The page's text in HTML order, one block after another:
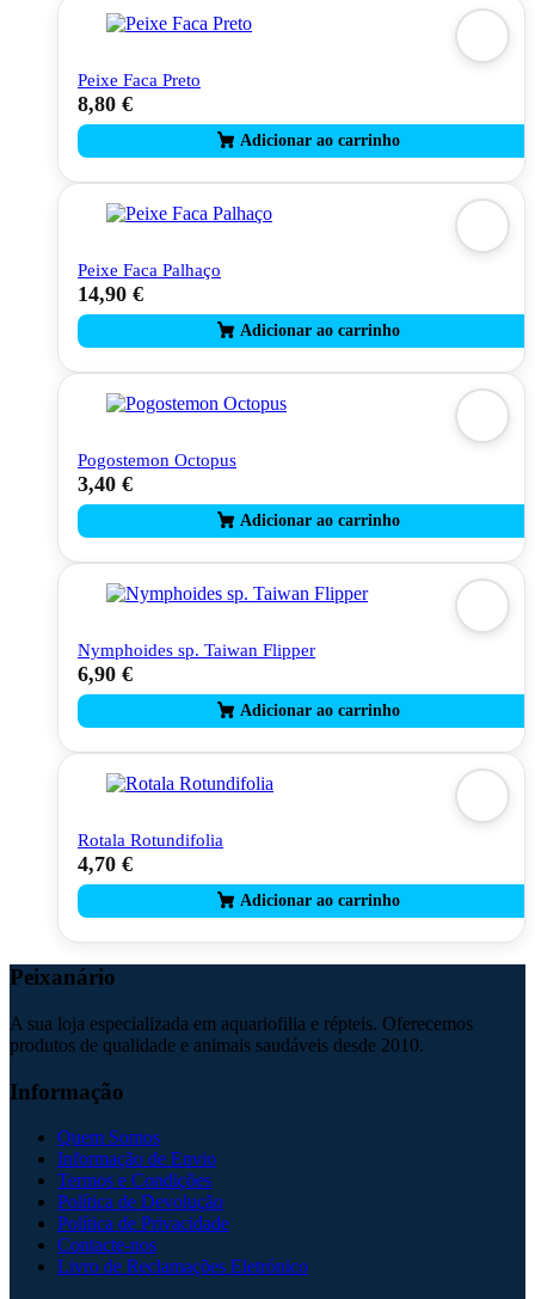
Peixe Faca Preto
8,80 €
Peixe Faca Palhaço
14,90 €
Pogostemon Octopus
3,40 €
Nymphoides sp. Taiwan Flipper
6,90 €
Rotala Rotundifolia
4,70 €
Peixanário
A sua loja especializada em aquariofilia e répteis. Oferecemos
produtos de qualidade e animais saudáveis desde 2010.
Informação
Quem Somos
Informação de Envio
Termos e Condições
Política de Devolução
Política de Privacidade
Contacte-nos
Livro de Reclamações Eletrónico